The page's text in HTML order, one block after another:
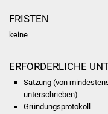
FRISTEN
keine
ERFORDERLICHE
Satzung (von
unterschrieben)
Gründungsprotokoll